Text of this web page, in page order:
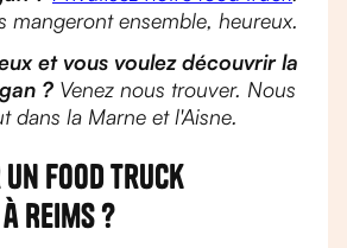
mangeront ensemble, heureux.
et vous voulez découvrir la
? Venez nous trouver. Nous
dans la Marne et l'Aisne.
un food truck
Reims ?